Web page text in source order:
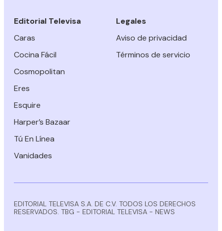
Editorial Televisa
Caras
Cocina Fácil
Cosmopolitan
Eres
Esquire
Harper’s Bazaar
Tú En Línea
Vanidades
Legales
Aviso de privacidad
Términos de servicio
EDITORIAL TELEVISA S.A. DE C.V. TODOS LOS DERECHOS
RESERVADOS. TBG - EDITORIAL TELEVISA - NEWS